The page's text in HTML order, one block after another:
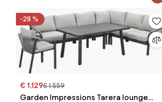
-28 %
€ 1.129€ 1.559
Garden Impressions Tarera lounge